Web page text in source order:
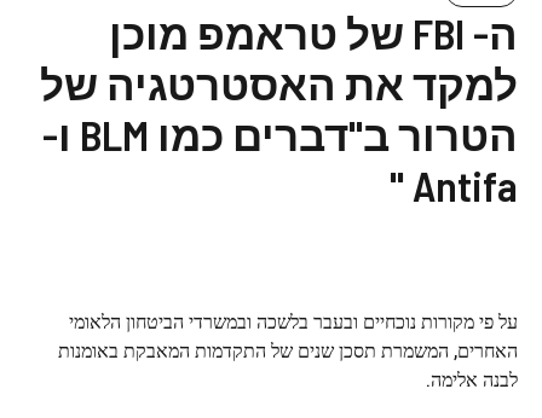
ה- FBI של טראמפ מוכן
למקד את האסטרטגיה של
הטרור ב"דברים כמו BLM ו-
Antifa "
על פי מקורות נוכחיים ובעבר בלשכה ובמשרדי הביטחון הלאומי
האחרים, המשמרת תסכן שנים של התקדמות המאבקת באומנות
לבנה אלימה.